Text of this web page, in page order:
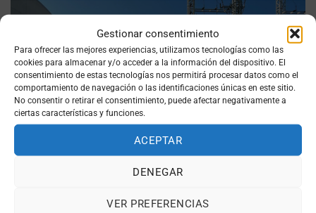
Gestionar consentimiento
Para ofrecer las mejores experiencias, utilizamos tecnologías como las
cookies para almacenar y/o acceder a la información del dispositivo. El
consentimiento de estas tecnologías nos permitirá procesar datos como el
comportamiento de navegación o las identificaciones únicas en este sitio.
No consentir o retirar el consentimiento, puede afectar negativamente a
ciertas características y funciones.
ACEPTAR
DENEGAR
VER PREFERENCIAS
Logística propia para una entrega más rápida y segura
En KRC Moto seguimos reforzando nuestra estructura para ofrecer